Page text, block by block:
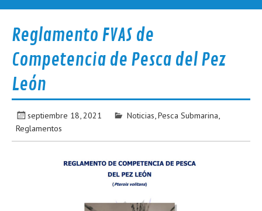
Reglamento FVAS de
Competencia de Pesca del Pez
León
septiembre 18, 2021 Noticias Pesca Submarina
Reglamentos